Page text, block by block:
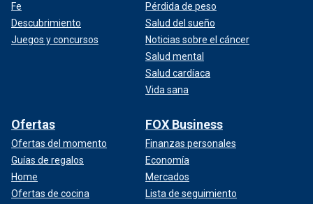
Fe
Descubrimiento
Juegos y concursos
Pérdida de peso
Salud del sueño
Noticias sobre el cáncer
Salud mental
Salud cardíaca
Vida sana
Ofertas
Ofertas del momento
Guías de regalos
Home
Ofertas de cocina
FOX Business
Finanzas personales
Economía
Mercados
Lista de seguimiento